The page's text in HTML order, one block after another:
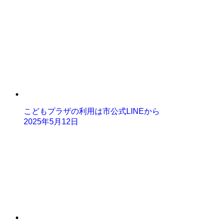
こどもプラザの利用は市公式LINEから
2025年5月12日